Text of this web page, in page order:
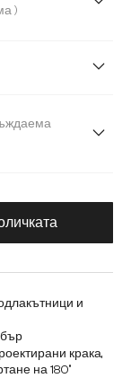
материя
конусообразна форма )
Дърво
и
крака,
на 180°